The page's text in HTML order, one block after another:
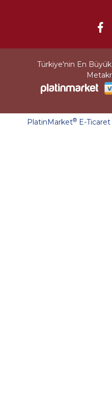
Türkiye'nin En Büyük
PlatinMarket® E-